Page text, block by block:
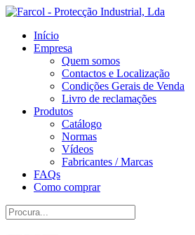
Início
Empresa
Quem somos
Contactos e Localização
Condições Gerais de Venda
Livro de reclamações
Produtos
Catálogo
Normas
Vídeos
Fabricantes / Marcas
FAQs
Como comprar